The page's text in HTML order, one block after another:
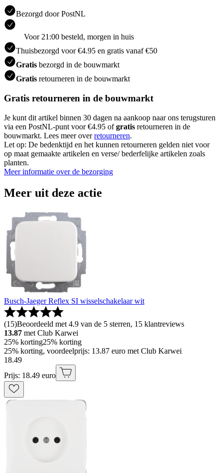
Bezorgd door PostNL
Voor 21:00 besteld, morgen in huis
Thuisbezorgd voor €4.95 en gratis vanaf €50
Gratis bezorgd in de bouwmarkt
Gratis retourneren in de bouwmarkt
Gratis retourneren in de bouwmarkt
Je kunt dit artikel binnen 30 dagen na aankoop naar ons terugsturen
via een PostNL-punt voor €4.95 ofgratis retourneren in de
bouwmarkt. Lees meer overretourneren.
Let op: De bedenktijd en het kunnen retourneren gelden niet voor
op maat gemaakte artikelen en verse/ bederfelijke artikelen zoals
planten.
Meer informatie over de bezorging
Meer uit deze actie
Busch-Jaeger Reflex SI wisselschakelaar wit
(15)Beoordeeld met 4.9 van de 5 sterren, 15 klantreviews
13.87 met Club Karwei
25% korting25% korting
25% korting, voordeelprijs: 13.87 euro met Club Karwei
18.49
Prijs: 18.49 euro